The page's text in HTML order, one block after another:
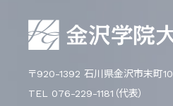
〒920-1392 石川県金沢市末町10
TEL 076-229-1181（代表）